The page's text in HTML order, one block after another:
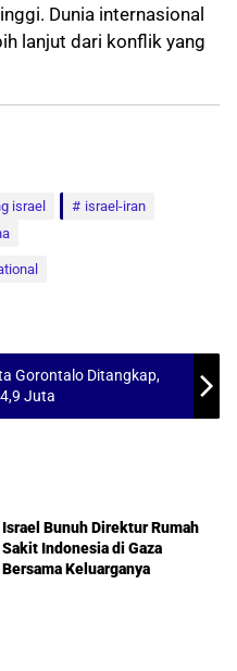
Dunia internasional
lanjut dari konflik yang
israel
israel-iran
Gorontalo Ditangkap,
Juta
Israel Bunuh Direktur Rumah
Sakit Indonesia di Gaza
Bersama Keluarganya